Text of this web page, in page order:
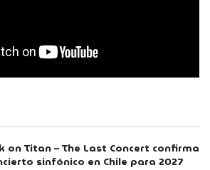
on Titan – The Last Concert confirma
sinfónico en Chile para 2027